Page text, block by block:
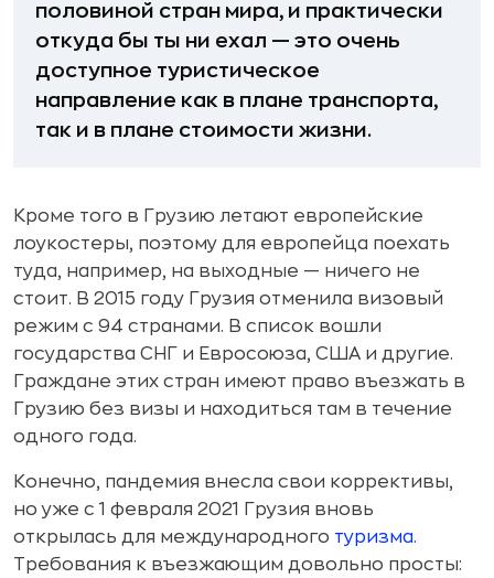
половиной стран мира, и практически
откуда бы ты ни ехал — это очень
доступное туристическое
направление как в плане транспорта,
так и в плане стоимости жизни.
Кроме того в Грузию летают европейские
лоукостеры, поэтому для европейца поехать
туда, например, на выходные — ничего не
стоит. В 2015 году Грузия отменила визовый
режим с 94 странами. В список вошли
государства СНГ и Евросоюза, США и другие.
Граждане этих стран имеют право въезжать в
Грузию без визы и находиться там в течение
одного года.
Конечно, пандемия внесла свои коррективы,
но уже с 1 февраля 2021 Грузия вновь
открылась для международного туризма.
Требования к въезжающим довольно просты: